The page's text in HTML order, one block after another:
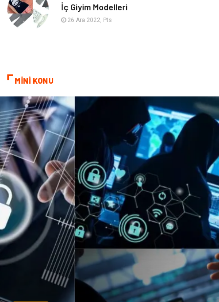
Endüstriyel Ürünler
Dernekler ve Birlikler Pazarlama
Bebek Giyim Bakım
Markalar Kültür
Periyodik Kontrol Spor Malzemeleri
İthalat İhracat Kiralama Servisleri
Alüminyum Restaurant
İç Giyim Modelleri
26 Ara 2022, Pts
MİNİ KONU